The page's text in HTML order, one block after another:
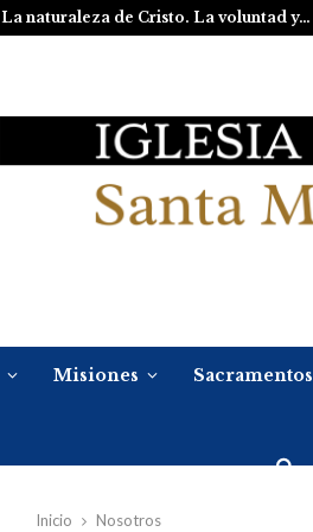
La naturaleza de Cristo. La voluntad y…
Misiones Sacramentos
Inicio Nosotros